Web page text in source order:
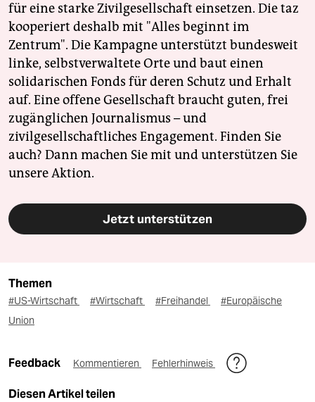
für eine starke Zivilgesellschaft einsetzen. Die taz
kooperiert deshalb mit "Alles beginnt im
Zentrum". Die Kampagne unterstützt bundesweit
linke, selbstverwaltete Orte und baut einen
solidarischen Fonds für deren Schutz und Erhalt
auf. Eine offene Gesellschaft braucht guten, frei
zugänglichen Journalismus – und
zivilgesellschaftliches Engagement. Finden Sie
auch? Dann machen Sie mit und unterstützen Sie
unsere Aktion.
Jetzt unterstützen
Themen
#US-Wirtschaft #Wirtschaft #Freihandel
#Europäische
Union
Feedback Kommentieren Fehlerhinweis
Diesen Artikel teilen